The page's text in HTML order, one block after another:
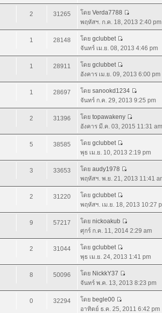
2 31265 โดย Verda7788
พฤหัสฯ. ก.ค. 18, 2013 2:40 pm
1 28148 โดย gclubbet
จันทร์ เม.ย. 08, 2013 4:46 pm
1 28911 โดย gclubbet
อังคาร เม.ย. 09, 2013 6:00 pm
1 28697 โดย sanookd1234
จันทร์ ก.ค. 29, 2013 9:25 pm
2 31396 โดย topawakeny
อังคาร มี.ค. 03, 2015 11:31 am
5 38585 โดย gclubbet
พุธ เม.ย. 10, 2013 2:19 pm
3 33653 โดย audy1978
พฤหัสฯ. พ.ย. 21, 2013 11:41
2 31220 โดย gclubbet
พฤหัสฯ. เม.ย. 18, 2013 10:27
9 57217 โดย nickoakub
ศุกร์ ก.ค. 11, 2014 2:29 am
2 31044 โดย gclubbet
พุธ เม.ย. 24, 2013 1:41 pm
8 50096 โดย NickkY37
จันทร์ พ.ค. 13, 2013 8:23 pm
0 32294 โดย begle00
อาทิตย์ ธ.ค. 25, 2011 6:42 pm